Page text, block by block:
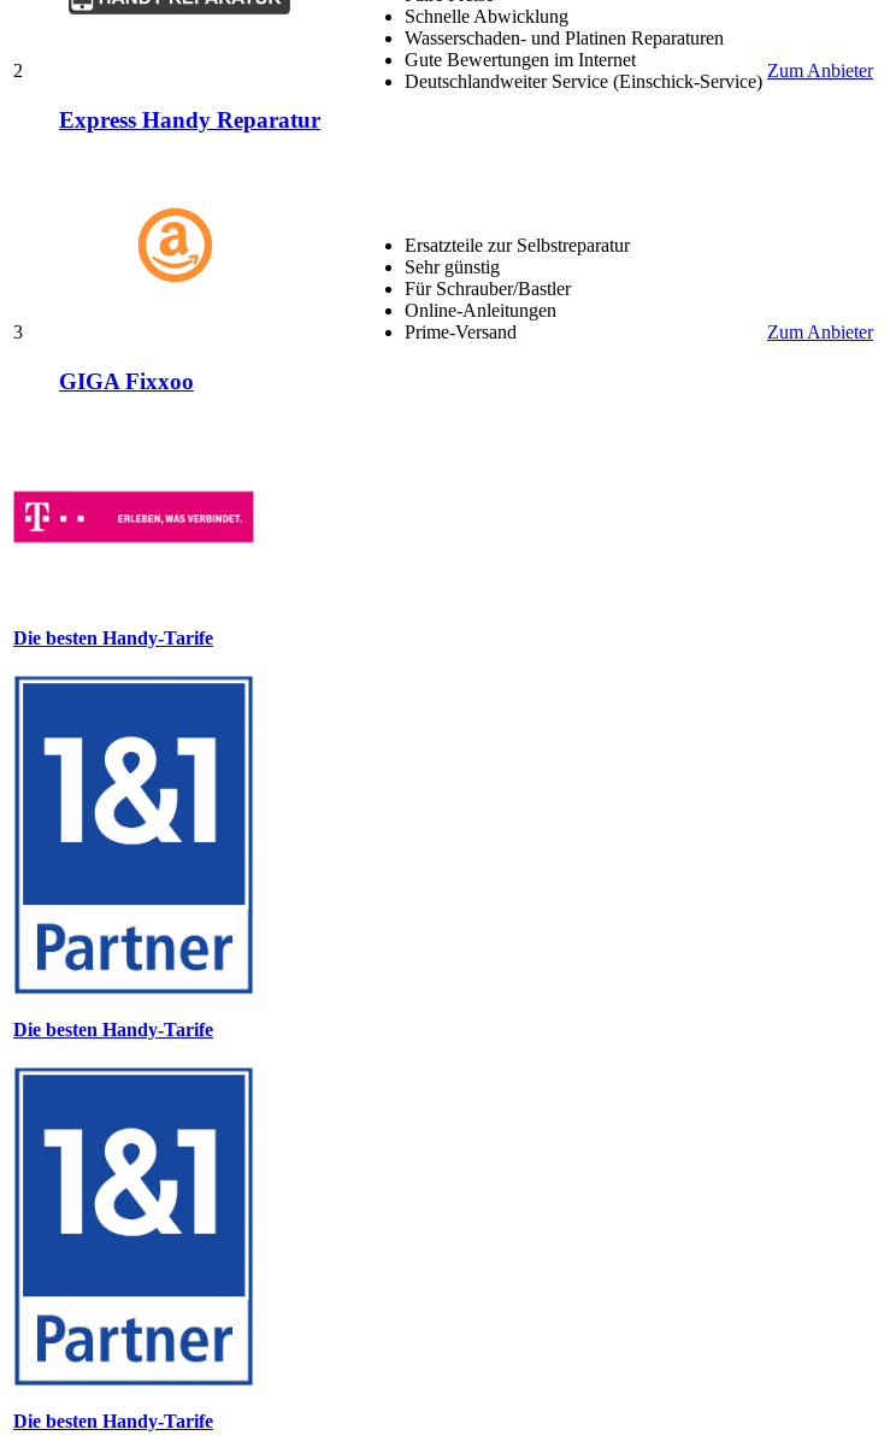
2
Express Handy Reparatur
Schnelle Abwicklung
Wasserschaden- und Platinen Reparaturen
Gute Bewertungen im Internet
Deutschlandweiter Service (Einschick-Service)
Zum Anbieter
3
GIGA Fixxoo
Ersatzteile zur Selbstreparatur
Sehr günstig
Für Schrauber/Bastler
Online-Anleitungen
Prime-Versand
Zum Anbieter
Die besten Handy-Tarife
Die besten Handy-Tarife
Die besten Handy-Tarife